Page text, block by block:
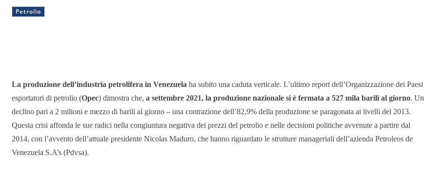
Petrolio
La produzione dell’industria petrolifera in Venezuela ha subito una caduta verticale. L’ultimo report dell’Organizzazione dei Paesi
esportatori di petrolio (Opec) dimostra che, a settembre 2021, la produzione nazionale si è fermata a 527 mila barili al giorno. Un
declino pari a 2 milioni e mezzo di barili al giorno – una contrazione dell’82,9% della produzione se paragonata ai livelli del 2013.
Questa crisi affonda le sue radici nella congiuntura negativa dei prezzi del petrolio e nelle decisioni politiche avvenute a partire dal
2014, con l’avvento dell’attuale presidente Nicolas Maduro, che hanno riguardato le strutture manageriali dell’azienda Petroleos de
Venezuela S.A’s (Pdvsa).